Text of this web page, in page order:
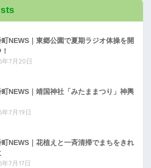
NEWS｜東郷公園で夏期ラジオ体操を開
年7月20日
町NEWS｜靖国神社「みたままつり」神輿
7月19日
町NEWS｜花植えと一斉清掃でまちをきれ
7月17日